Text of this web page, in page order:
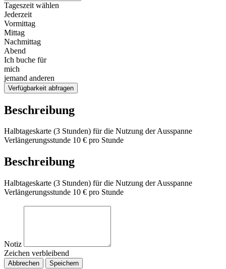
Tageszeit wählen
Jederzeit
Vormittag
Mittag
Nachmittag
Abend
Ich buche für
mich
jemand anderen
Verfügbarkeit abfragen
Beschreibung
Halbtageskarte (3 Stunden) für die Nutzung der Ausspanne
Verlängerungsstunde 10 € pro Stunde
Beschreibung
Halbtageskarte (3 Stunden) für die Nutzung der Ausspanne
Verlängerungsstunde 10 € pro Stunde
Notiz
Zeichen verbleibend
Abbrechen Speichern